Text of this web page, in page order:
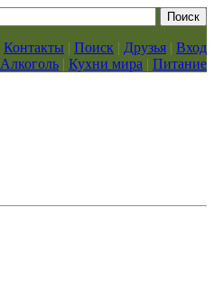
Контакты | Поиск | Друзья | Вход
Алкоголь | Кухни мира | Питание